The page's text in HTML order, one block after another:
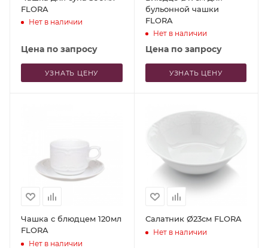
FLORA
Нет в наличии
Цена по запросу
УЗНАТЬ ЦЕНУ
бульонной чашки
FLORA
Нет в наличии
Цена по запросу
УЗНАТЬ ЦЕНУ
Чашка с блюдцем 120мл
FLORA
Нет в наличии
Салатник Ø23см FLORA
Нет в наличии